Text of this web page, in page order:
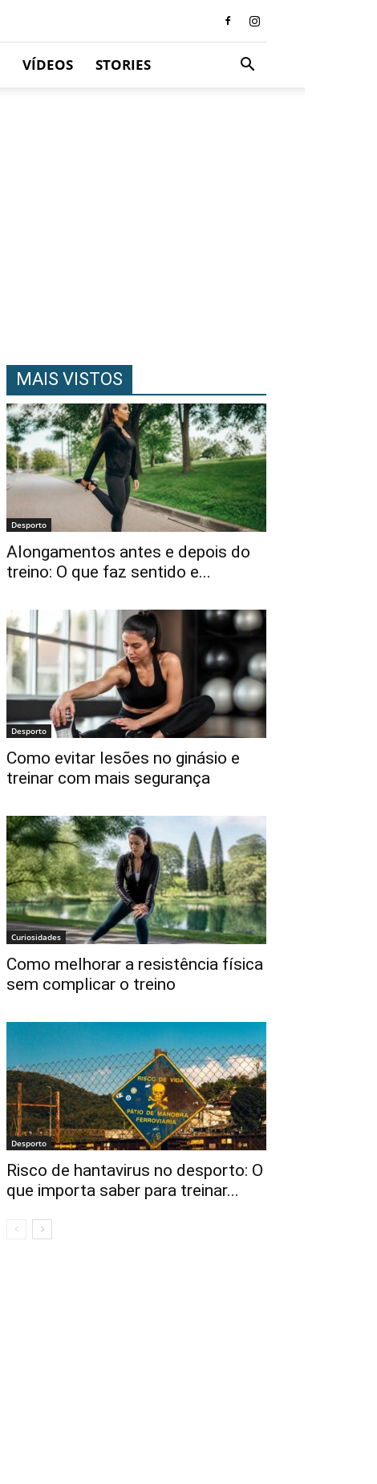
VÍDEOS STORIES
MAIS VISTOS
Desporto
Alongamentos antes e depois do
treino: O que faz sentido e...
Desporto
Como evitar lesões no ginásio e
treinar com mais segurança
Curiosidades
Como melhorar a resistência física
sem complicar o treino
Desporto
Risco de hantavirus no desporto: O
que importa saber para treinar...